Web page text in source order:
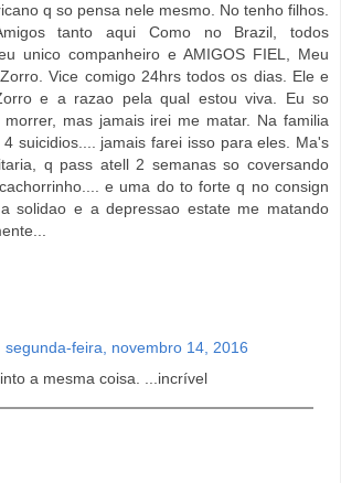
q so pensa nele mesmo. No tenho filhos.
tanto aqui Como no Brazil, todos
unico companheiro e AMIGOS FIEL, Meu
Vice comigo 24hrs todos os dias. Ele e
e a razao pela qual estou viva. Eu so
morrer, mas jamais irei me matar. Na familia
4 suicidios.... jamais farei isso para eles. Ma's
q pass atell 2 semanas so coversando
e uma do to forte q no consign
solidao e a depressao estate me matando
segunda-feira, novembro 14, 2016
a mesma coisa. ...incrível